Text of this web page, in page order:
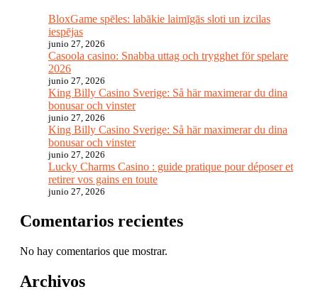
BloxGame spēles: labākie laimīgās sloti un izcilas
iespējas
junio 27, 2026
Casoola casino: Snabba uttag och trygghet för spelare
2026
junio 27, 2026
King Billy Casino Sverige: Så här maximerar du dina
bonusar och vinster
junio 27, 2026
King Billy Casino Sverige: Så här maximerar du dina
bonusar och vinster
junio 27, 2026
Lucky Charms Casino : guide pratique pour déposer et
retirer vos gains en toute
junio 27, 2026
Comentarios recientes
No hay comentarios que mostrar.
Archivos